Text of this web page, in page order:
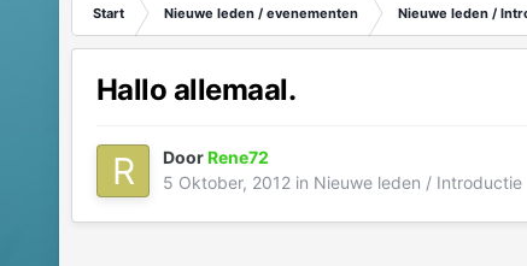
Start Nieuwe leden / evenementen Nieuwe leden /
Hallo allemaal.
DoorRene72
5 Oktober, 2012in Nieuwe leden / Introductie